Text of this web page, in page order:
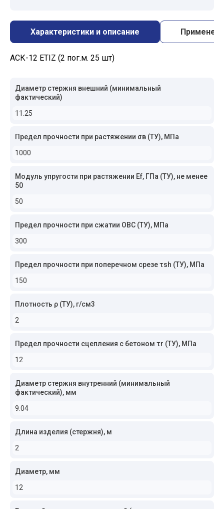
Характеристики и описание
АСК-12 ETIZ (2 пог.м. 25 шт)
Диаметр стержня внешний (минимальный
фактический)
11.25
Предел прочности при растяжении σв (ТУ), МПа
1000
Модуль упругости при растяжении Ef, ГПа (ТУ), не менее
50
50
Предел прочности при сжатии ОВС (ТУ), МПа
300
Предел прочности при поперечном срезе τsh (ТУ), МПа
150
Плотность ρ (ТУ), г/см3
2
Предел прочности сцепления с бетоном τr (ТУ), МПа
12
Диаметр стержня внутренний (минимальный
фактический), мм
9.04
Длина изделия (стержня), м
2
Диаметр, мм
12